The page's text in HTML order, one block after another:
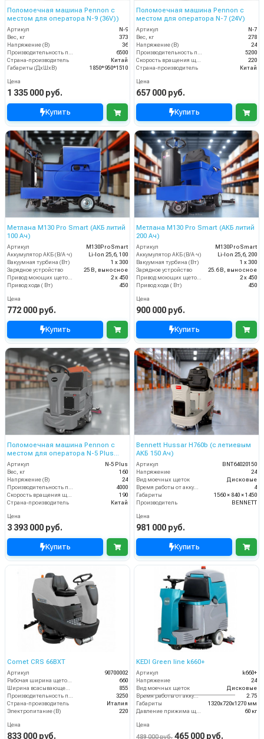
Поломоечная машина Pennon с
местом для оператора N-9 (36V))
Артикул
N-9
Вес, кг
373
Напряжение (В)
36
Производительность по площади (м2/ч)
6500
Страна-производитель
Китай
Габариты (ДхШхВ)
1850*950*1510
Цена
1 335 000 руб.
Купить
Поломоечная машина Pennon с
местом для оператора N-7 (24V)
Артикул
N-7
Вес, кг
278
Напряжение (В)
24
Производительность по площади (м2/ч)
5200
Скорость вращения щётки (об/мин)
220
Страна-производитель
Китай
Цена
657 000 руб.
Купить
Метлана М130 Pro Smart (АКБ литий
100 Ач)
Артикул
М130ProSmart
Аккумулятор АКБ (В/А·ч)
Li-Ion 25,6, 100
Вакуумная турбина (Вт)
1 х 300
Зарядное устройство
25 В, выносное
2 х 450
Привод хода ( Вт)
450
Цена
772 000 руб.
Купить
Метлана М130 Pro Smart (АКБ литий
200 Ач)
Артикул
М130ProSmart
Аккумулятор АКБ (В/А·ч)
Li-Ion 25,6, 200
Вакуумная турбина (Вт)
1 х 300
Зарядное устройство
25.6 В, выносное
2 х 450
Привод хода ( Вт)
450
Цена
900 000 руб.
Купить
Поломоечная машина Pennon с
местом для оператора N-5 Plus
(24V)
Артикул
N-5 Plus
Вес, кг
160
Напряжение (В)
24
4000
190
Страна-производитель
Китай
Цена
3 393 000 руб.
Купить
Bennett Hussar H760b (с летиевым
АКБ 150 Ач)
Артикул
BNT64020150
Напряжение
24
Вид моечных щеток
Дисковые
Время работы от аккумуляторов (ч)
4
Габариты
1560 × 840 × 1450
Производитель
BENNETT
Цена
981 000 руб.
Купить
Comet CRS 66BXT
Артикул
90700002
Рабочая ширина щеток (мм)
660
Ширина всасывающей балки (мм)
855
Производительность по площади (м2/ч)
3250
Страна-производитель
Италия
Электропитание (В)
220
Цена
833 000 руб.
KEDI Green line k660+
Артикул
k660+
Напряжение
24
Вид моечных щеток
Дисковые
Время работы от аккумуляторов (ч)
2.75
Габариты
1320х720х1270 мм
Давление прижима щеток
60 кг
Цена
489 000 руб. 465 000 руб.